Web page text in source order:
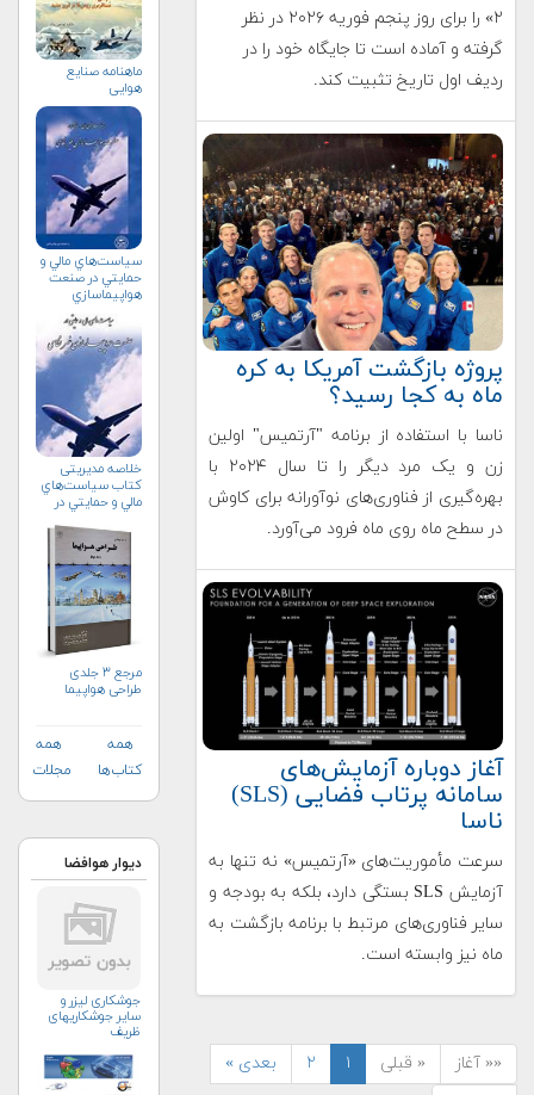
۲» را برای روز پنجم فوریه ۲۰۲۶ در نظر
گرفته و آماده است تا جایگاه خود را در
ردیف اول تاریخ تثبیت کند.
پروژه بازگشت آمریکا به کره
ماه به کجا رسید؟
ناسا با استفاده از برنامه "آرتمیس" اولین
زن و یک مرد دیگر را تا سال ۲۰۲۴ با
بهره‌گیری از فناوری‌های نوآورانه برای کاوش
در سطح ماه روی ماه فرود می‌آورد.
آغاز دوباره آزمایش‌های
سامانه پرتاب فضایی (SLS)
ناسا
سرعت مأموریت‌های «آرتمیس» نه تنها به
آزمایش SLS بستگی دارد، بلکه به بودجه و
سایر فناوری‌های مرتبط با برنامه بازگشت به
ماه نیز وابسته است.
«« آغاز « قبلی ۱ ۲
بعدی »
ماهنامه صنايع
هوايي
سياست‌هاي مالي و
حمايتي در صنعت
هواپيماسازي
غيرنظامي+دریافت
نسخه‌ الکترونیکی
خلاصه مدیریتی
کتاب سياست‌هاي
مالي و حمايتي در
هواپيماسازي
غيرنظامي+دریافت
نسخه‌ الکترونیکی
مرجع ۳ جلدی
طراحی هواپیما
همه
کتاب‌ها
همه
مجلات
دیوار هوافضا
جوشکاری لیزر و
سایر جوشکاریهای
ظریف